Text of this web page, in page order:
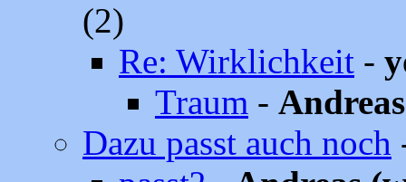
(2)
Re: Wirklichkeit -
Traum -
Dazu passt auch noch